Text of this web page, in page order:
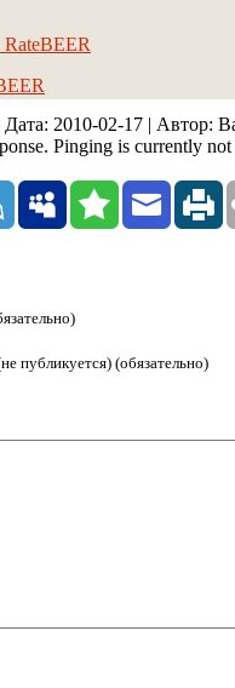
Дата: 2010-02-17 | Автор:
Pinging is currently
публикуется) (обязательно)